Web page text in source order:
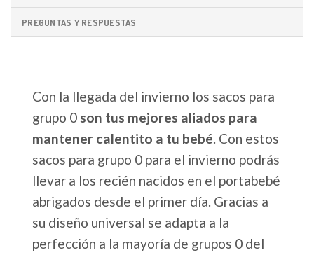
PREGUNTAS Y RESPUESTAS
Con la llegada del invierno los sacos para
grupo 0 son tus mejores aliados para
mantener calentito a tu bebé. Con estos
sacos para grupo 0 para el invierno podrás
llevar a los recién nacidos en el portabebé
abrigados desde el primer día. Gracias a
su diseño universal se adapta a la
perfección a la mayoría de grupos 0 del